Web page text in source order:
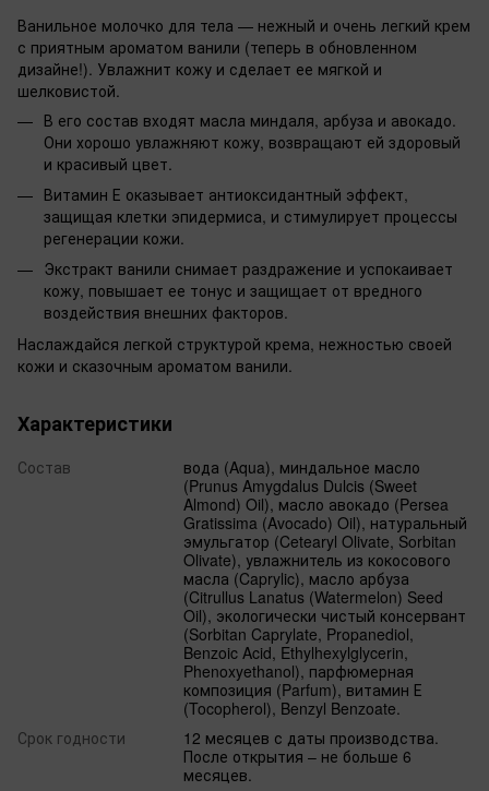
Ванильное молочко для тела — нежный и очень легкий крем
с приятным ароматом ванили (теперь в обновленном
дизайне!). Увлажнит кожу и сделает ее мягкой и
шелковистой.
В его состав входят масла миндаля, арбуза и авокадо.
Они хорошо увлажняют кожу, возвращают ей здоровый
и красивый цвет.
Витамин Е оказывает антиоксидантный эффект,
защищая клетки эпидермиса, и стимулирует процессы
регенерации кожи.
Экстракт ванили снимает раздражение и успокаивает
кожу, повышает ее тонус и защищает от вредного
воздействия внешних факторов.
Наслаждайся легкой структурой крема, нежностью своей
кожи и сказочным ароматом ванили.
Характеристики
Состав
вода (Aqua), миндальное масло
(Prunus Amygdalus Dulcis (Sweet
Almond) Oil), масло авокадо (Persea
Gratissima (Avocado) Oil), натуральный
эмульгатор (Cetearyl Olivate, Sorbitan
Olivate), увлажнитель из кокосового
масла (Caprylic), масло арбуза
(Citrullus Lanatus (Watermelon) Seed
Oil), экологически чистый консервант
(Sorbitan Caprylate, Propanediol,
Benzoic Acid, Ethylhexylglycerin,
Phenoxyethanol), парфюмерная
композиция (Parfum), витамин Е
(Tocopherol), Benzyl Benzoate.
Срок годности
12 месяцев с даты производства.
После открытия – не больше 6
месяцев.